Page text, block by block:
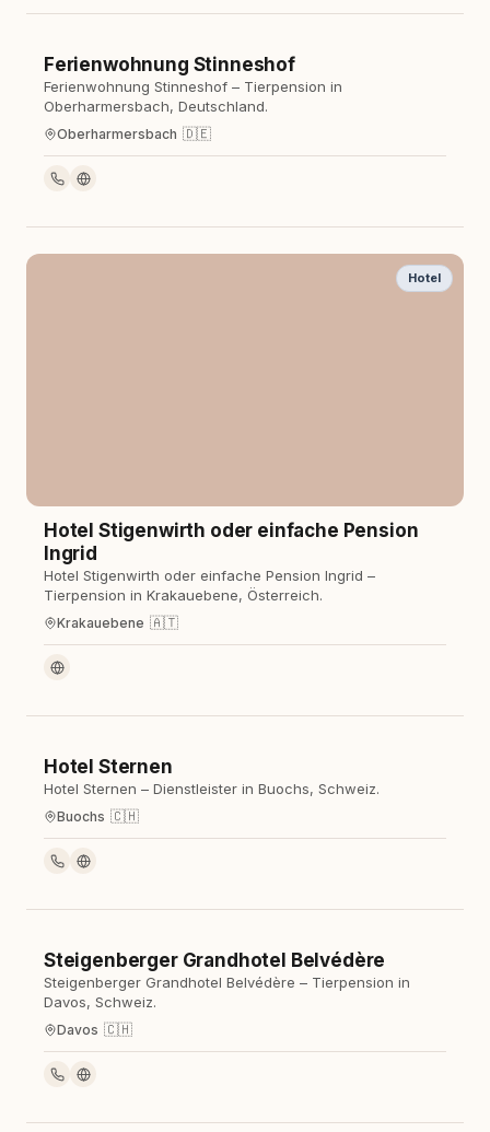
Ferienwohnung Stinneshof
Ferienwohnung Stinneshof – Tierpension in
Oberharmersbach, Deutschland.
Oberharmersbach 🇩🇪
Hotel
Hotel Stigenwirth oder einfache Pension
Ingrid
Hotel Stigenwirth oder einfache Pension Ingrid –
Tierpension in Krakauebene, Österreich.
Krakauebene 🇦🇹
Hotel Sternen
Hotel Sternen – Dienstleister in Buochs, Schweiz.
Buochs 🇨🇭
Steigenberger Grandhotel Belvédère
Steigenberger Grandhotel Belvédère – Tierpension in
Davos, Schweiz.
Davos 🇨🇭